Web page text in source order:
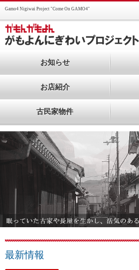
Gamo4 Nigiwai Project "Come On GAMO4"
お知らせ
お店紹介
古民家物件
最新情報